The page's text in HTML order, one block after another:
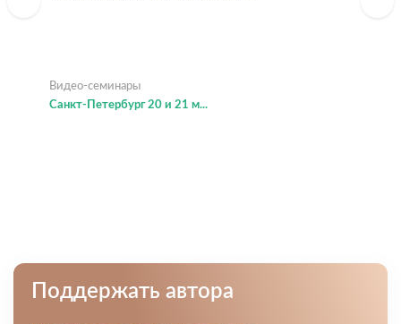
Видео-семинары
Санкт-Петербург 20 и 21 м...
Поддержать автора